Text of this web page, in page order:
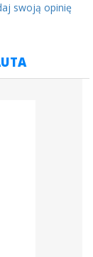
swoją opinię